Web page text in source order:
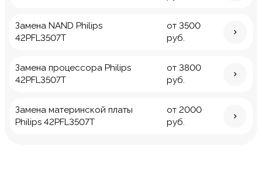
Замена NAND Philips
42PFL3507T
от 3500
руб.
Замена процессора Philips
42PFL3507T
от 3800
руб.
Замена материнской платы
Philips 42PFL3507T
от 2000
руб.